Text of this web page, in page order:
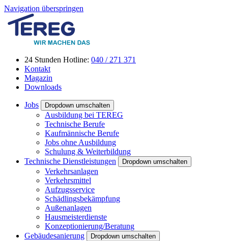
Navigation überspringen
24 Stunden Hotline: 040 / 271 371
Kontakt
Magazin
Downloads
Jobs Dropdown umschalten
Ausbildung bei TEREG
Technische Berufe
Kaufmännische Berufe
Jobs ohne Ausbildung
Schulung & Weiterbildung
Technische Dienstleistungen
Dropdown umschalten
Verkehrsanlagen
Verkehrsmittel
Aufzugsservice
Schädlingsbekämpfung
Außenanlagen
Hausmeisterdienste
Konzeptionierung/Beratung
Gebäudesanierung
Dropdown umschalten